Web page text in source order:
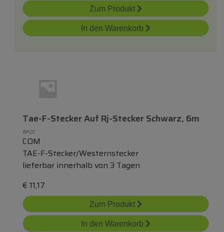
Zum Produkt
In den Warenkorb
Tae-F-Stecker Auf Rj-Stecker Schwarz, 6m
8P2C
COM
TAE-F-Stecker/Westernstecker
lieferbar innerhalb von 3 Tagen
€ 11,17
Zum Produkt
In den Warenkorb